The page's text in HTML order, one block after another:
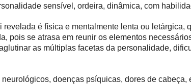
sensível, ordeira, dinâmica, com
é física e mentalmente lenta ou letárgica,
pois se atrasa em reunir os elementos
as múltiplas facetas da personalidade,
doenças psíquicas, dores de